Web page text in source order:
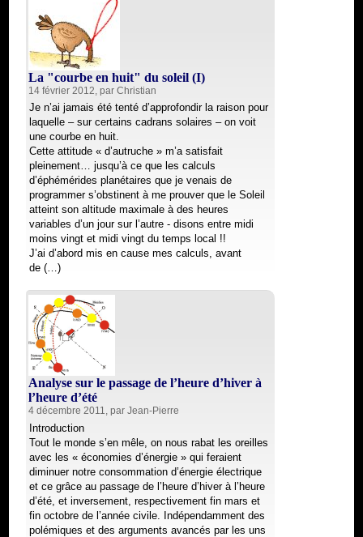
La "courbe en huit" du soleil (I)
14 février 2012, par Christian
Je n’ai jamais été tenté d’approfondir la raison pour
laquelle – sur certains cadrans solaires – on voit
une courbe en huit.
Cette attitude « d’autruche » m’a satisfait
pleinement… jusqu’à ce que les calculs
d’éphémérides planétaires que je venais de
programmer s’obstinent à me prouver que le Soleil
atteint son altitude maximale à des heures
variables d’un jour sur l’autre - disons entre midi
moins vingt et midi vingt du temps local !!
J’ai d’abord mis en cause mes calculs, avant
de (…)
Analyse sur le passage de l’heure d’hiver à
l’heure d’été
4 décembre 2011, par Jean-Pierre
Introduction
Tout le monde s’en mêle, on nous rabat les oreilles
avec les « économies d’énergie » qui feraient
diminuer notre consommation d’énergie électrique
et ce grâce au passage de l’heure d’hiver à l’heure
d’été, et inversement, respectivement fin mars et
fin octobre de l’année civile. Indépendamment des
polémiques et des arguments avancés par les uns